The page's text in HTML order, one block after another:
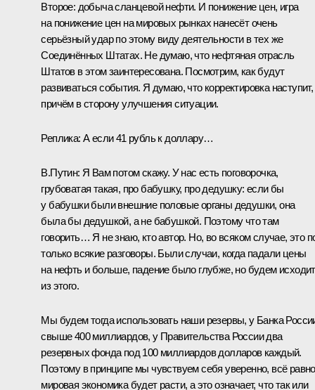
Второе: добыча сланцевой нефти. И понижение цен, игра
на понижение цен на мировых рынках нанесёт очень
серьёзный удар по этому виду деятельности в тех же
Соединённых Штатах. Не думаю, что нефтяная отрасль
Штатов в этом заинтересована. Посмотрим, как будут
развиваться события. Я думаю, что корректировка наступит,
причём в сторону улучшения ситуации.
Реплика: А если 41 рубль к доллару…
В.Путин: Я Вам потом скажу. У нас есть поговорочка,
грубоватая такая, про бабушку, про дедушку: если бы
у бабушки были внешние половые органы дедушки, она
была бы дедушкой, а не бабушкой. Поэтому что там
говорить… Я не знаю, кто автор. Но, во всяком случае, это
только всякие разговоры. Были случаи, когда падали цены
на нефть и больше, падение было глубже, но будем
из этого.
Мы будем тогда использовать наши резервы, у Банка
свыше 400 миллиардов, у Правительства России два
резервных фонда под 100 миллиардов долларов каждый.
Поэтому в принципе мы чувствуем себя уверенно, всё равно
мировая экономика будет расти, а это означает, что так или